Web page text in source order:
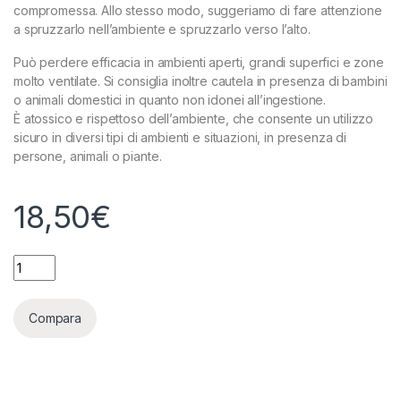
compromessa. Allo stesso modo, suggeriamo di fare attenzione
a spruzzarlo nell’ambiente e spruzzarlo verso l’alto.
Può perdere efficacia in ambienti aperti, grandi superfici e zone
molto ventilate. Si consiglia inoltre cautela in presenza di bambini
o animali domestici in quanto non idonei all’ingestione.
È atossico e rispettoso dell’ambiente, che consente un utilizzo
sicuro in diversi tipi di ambienti e situazioni, in presenza di
persone, animali o piante.
18,50€
ZERUM - ZERUMPRO RICARICA NEUTRO - 1L quantity
Compara